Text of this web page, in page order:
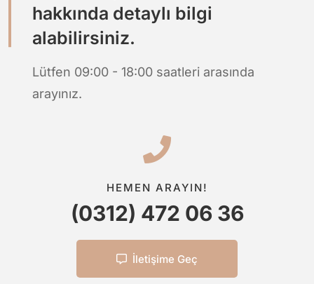
hakkında detaylı bilgi
alabilirsiniz.
Lütfen 09:00 - 18:00 saatleri arasında
arayınız.
HEMEN ARAYIN!
(0312) 472 06 36
İletişime Geç